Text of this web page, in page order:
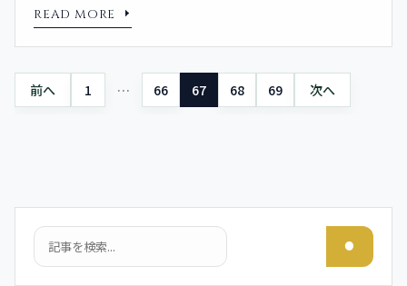
READ MORE
投稿ナビゲーション
前へ 1 … 66 67 68 69 次へ
検索